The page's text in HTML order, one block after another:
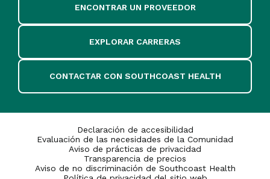
ENCONTRAR UN PROVEEDOR
EXPLORAR CARRERAS
CONTACTAR CON SOUTHCOAST HEALTH
Declaración de accesibilidad
Evaluación de las necesidades de la Comunidad
Aviso de prácticas de privacidad
Transparencia de precios
Aviso de no discriminación de Southcoast Health